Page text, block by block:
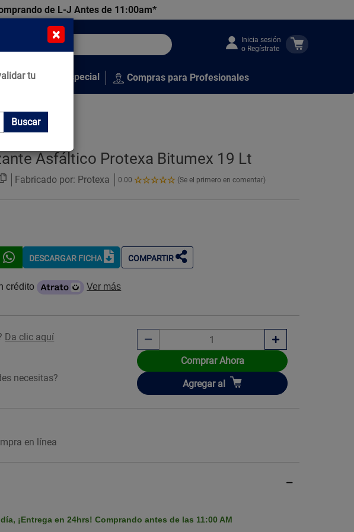
de L-J Antes de 11:00am*
Inicia sesión
o Regístrate
Venta Especial Compras para Profesionales
Asfáltico Protexa Bitumex 19 Lt
Fabricado por: Protexa 0.00
0.00
(Se el primero en comentar)
DESCARGAR FICHA COMPARTIR
crédito Ver más
Da clic aquí
necesitas?
Comprar Ahora
Añadir
Agregar al
en línea
¡Entrega en 24hrs! Comprando antes de las 11:00 AM
×
tu
Buscar